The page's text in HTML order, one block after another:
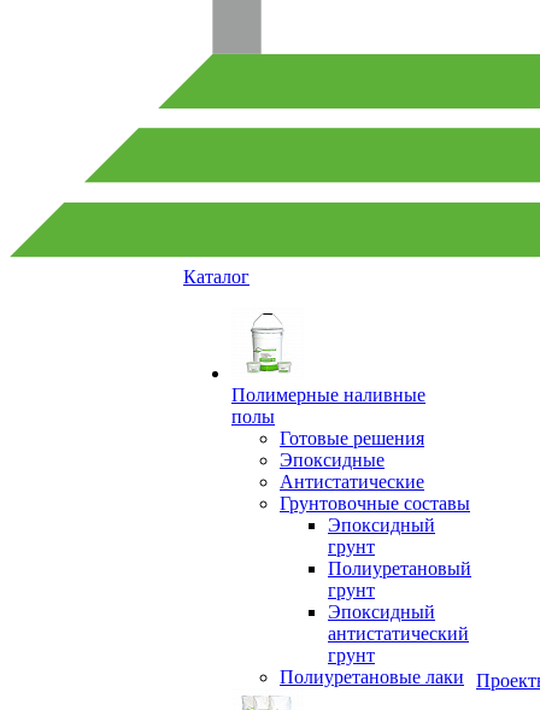
Каталог
Полимерные наливные
полы
Готовые решения
Эпоксидные
Антистатические
Грунтовочные составы
Эпоксидный
грунт
Полиуретановый
грунт
Эпоксидный
антистатический
грунт
Полиуретановые лаки